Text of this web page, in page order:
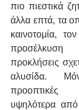
πιο πιεστικά
άλλα επτά, τα
καινοτομία,
προσέλκυση
προκλήσεις
αλυσίδα.
προοπτικές
υψηλότερα από